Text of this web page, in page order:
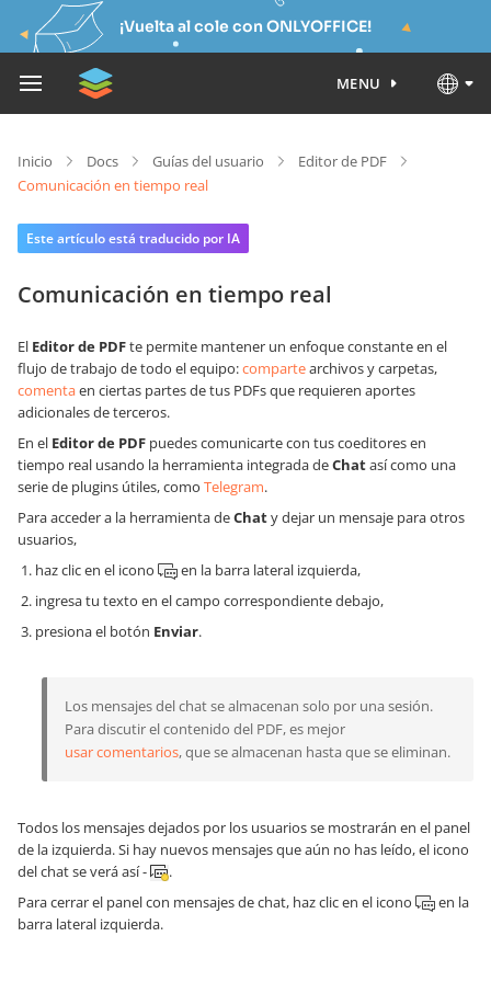
¡Vuelta al cole con ONLYOFFICE!
MENU
Inicio Docs Guías del usuario
Editor de PDF
Comunicación en tiempo real
Este artículo está traducido por IA
Comunicación en tiempo real
El Editor de PDFte permite mantener un enfoque constante en el
flujo de trabajo de todo el equipo:compartearchivos y carpetas,
comentaen ciertas partes de tus PDFs que requieren aportes
adicionales de terceros.
En el Editor de PDF puedes comunicarte con tus coeditores en
tiempo real usando la herramienta integrada deChatasí como una
serie de plugins útiles, como Telegram.
Para acceder a la herramienta deChaty dejar un mensaje para otros
usuarios,
haz clic en el icono
en la barra lateral izquierda,
ingresa tu texto en el campo correspondiente debajo,
presiona el botón Enviar.
Los mensajes del chat se almacenan solo por una sesión.
Para discutir el contenido del PDF, es mejor
usar comentarios, que se almacenan hasta que se eliminan.
Todos los mensajes dejados por los usuarios se mostrarán en el panel
de la izquierda. Si hay nuevos mensajes que aún no has leído, el icono
del chat se verá así -
.
Para cerrar el panel con mensajes de chat, haz clic en el icono
en la
barra lateral izquierda.